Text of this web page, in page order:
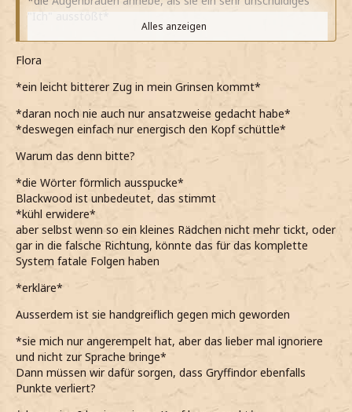
"Ich" ausstößt*
*ihr wohl nicht entgangen sein wird, dass Slytherin einen
Haufen Punkte verloren hat*
*nur leicht mit den Schultern zucke, als sie den Namen
Lamia Blackwood in den Raum wirft*
*die tatsächlich in meinem Schuljahr ist, mit ihr aber wenig
zu tun habe*
Blackwood für Vorteile bringen sollte*
*mich entsprechend fern von ihr halt*
Ich glaube du verstehst nicht, dass diejenige, die dem Ruf
unseres Hauses momentan schadet, du bist.
*recht kühl erwidere, weil sie immerhin mit dafür gesorgt
Hauspokal gelandet sind*
Blackwood ist unbedeutend. Kaum einer nimmt sie wahr
und außerdem hat sie keinerlei Einfluss in unserem Haus.
Sie st nur ein Rädchen von vielen in einem riesengroßen
System.
Alles anzeigen
Flora
*ein leicht bitterer Zug in mein Grinsen kommt*
*daran noch nie auch nur ansatzweise gedacht habe*
*deswegen einfach nur energisch den Kopf schüttle*
Warum das denn bitte?
*die Wörter förmlich ausspucke*
Blackwood ist unbedeutet, das stimmt
*kühl erwidere*
aber selbst wenn so ein kleines Rädchen nicht mehr tickt, oder
gar in die falsche Richtung, könnte das für das komplette
System fatale Folgen haben
*erkläre*
Ausserdem ist sie handgreiflich gegen mich geworden
*sie mich nur angerempelt hat, aber das lieber mal ignoriere
und nicht zur Sprache bringe*
Dann müssen wir dafür sorgen, dass Gryffindor ebenfalls
Punkte verliert?